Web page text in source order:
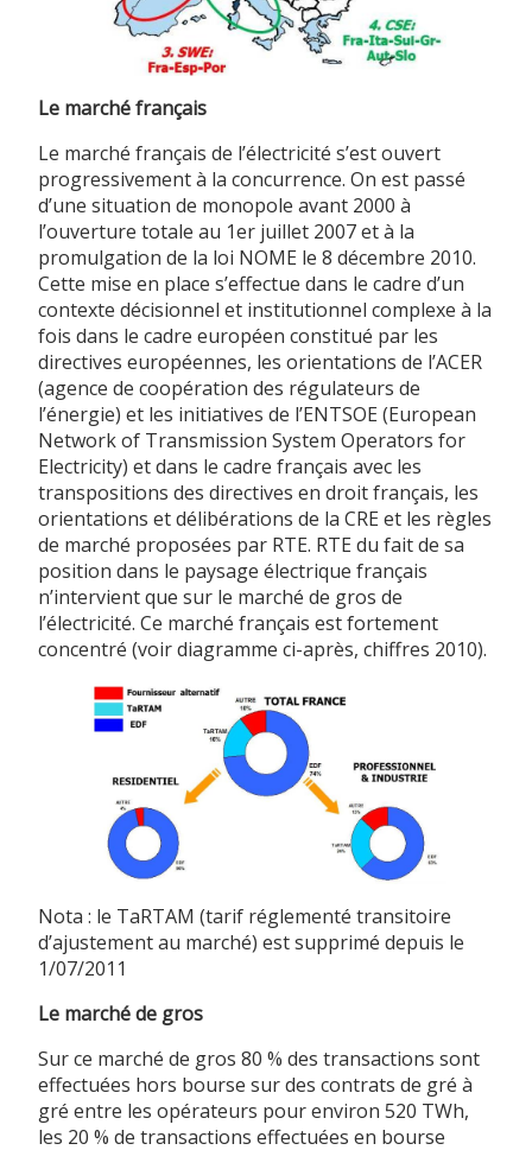
Le marché français
Le marché français de l’électricité s’est ouvert
progressivement à la concurrence. On est passé
d’une situation de monopole avant 2000 à
l’ouverture totale au 1er juillet 2007 et à la
promulgation de la loi NOME le 8 décembre 2010.
Cette mise en place s’effectue dans le cadre d’un
contexte décisionnel et institutionnel complexe à la
fois dans le cadre européen constitué par les
directives européennes, les orientations de l’ACER
(agence de coopération des régulateurs de
l’énergie) et les initiatives de l’ENTSOE (European
Network of Transmission System Operators for
Electricity) et dans le cadre français avec les
transpositions des directives en droit français, les
orientations et délibérations de la CRE et les règles
de marché proposées par RTE. RTE du fait de sa
position dans le paysage électrique français
n’intervient que sur le marché de gros de
l’électricité. Ce marché français est fortement
concentré (voir diagramme ci-après, chiffres 2010).
Nota : le TaRTAM (tarif réglementé transitoire
d’ajustement au marché) est supprimé depuis le
1/07/2011
Le marché de gros
Sur ce marché de gros 80 % des transactions sont
effectuées hors bourse sur des contrats de gré à
gré entre les opérateurs pour environ 520 TWh,
les 20 % de transactions effectuées en bourse